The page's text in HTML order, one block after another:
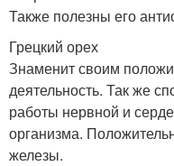
Также полезны его
Грецкий орех
Знаменит своим
деятельность. Так же
работы нервной и
организма.
железы.